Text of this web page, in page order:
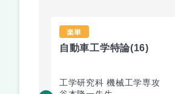
楽単
自動車工学特論(16)
工学研究科 機械工学専攻